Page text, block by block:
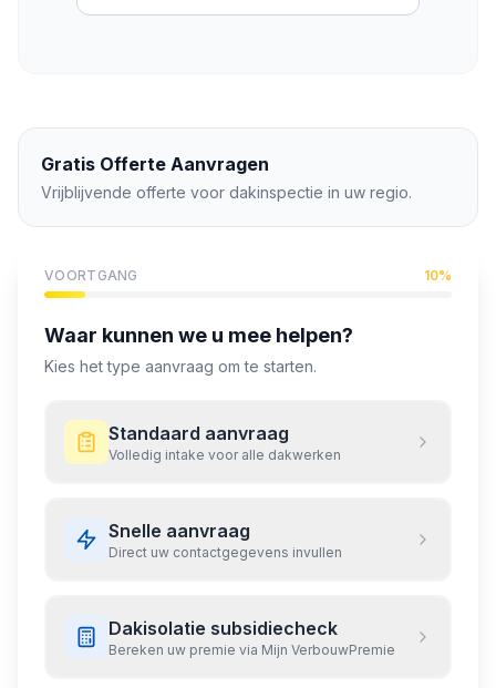
Gratis Offerte Aanvragen
Vrijblijvende offerte voor dakinspectie in uw regio.
VOORTGANG 10%
Waar kunnen we u mee helpen?
Kies het type aanvraag om te starten.
Standaard aanvraag
Volledig intake voor alle dakwerken
Snelle aanvraag
Direct uw contactgegevens invullen
Dakisolatie subsidiecheck
Bereken uw premie via Mijn VerbouwPremie